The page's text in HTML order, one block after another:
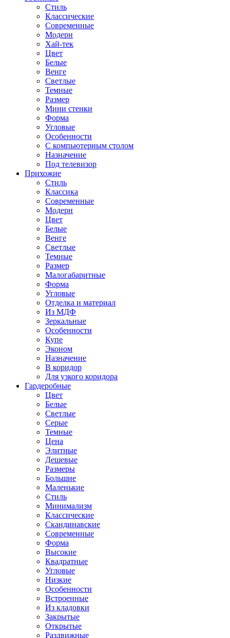
Стиль
Классические
Современные
Модерн
Хай-тек
Цвет
Белые
Венге
Светлые
Темные
Размер
Мини стенки
Форма
Угловые
Особенности
С компьютерным столом
Назначение
Под телевизор
Прихожие
Стиль
Классика
Современные
Модерн
Цвет
Белые
Венге
Светлые
Темные
Размер
Малогабаритные
Форма
Угловые
Отделка и материал
Из МДФ
Зеркальные
Особенности
Купе
Эконом
Назначение
В коридор
Для узкого коридора
Гардеробные
Цвет
Белые
Светлые
Серые
Темные
Цена
Элитные
Дешевые
Размеры
Большие
Маленькие
Стиль
Минимализм
Классические
Скандинавские
Современные
Форма
Высокие
Квадратные
Угловые
Низкие
Особенности
Встроенные
Из кладовки
Закрытые
Открытые
Раздвижные